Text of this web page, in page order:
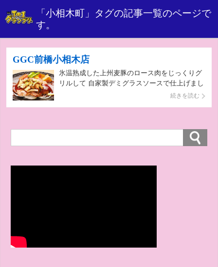
「 小相木町」タグの記事一覧のページで
す。
GGC前橋小相木店
氷温熟成した上州麦豚のロース肉をじっくりグ
リルして 自家製デミグラスソースで仕上げまし
続きを読む